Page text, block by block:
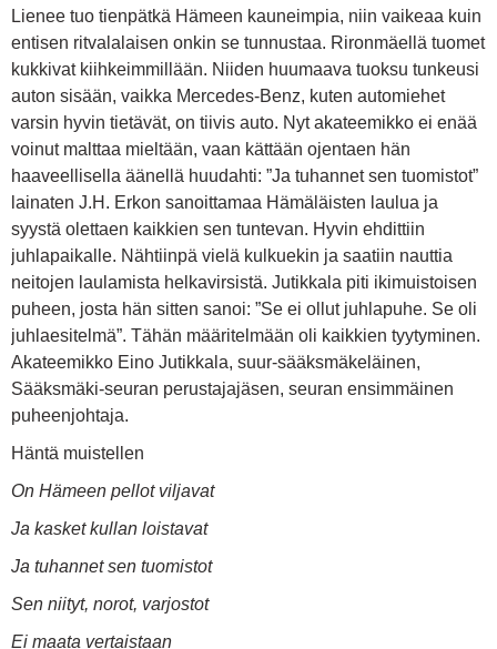
Lienee tuo tienpätkä Hämeen kauneimpia, niin vaikeaa kuin
entisen ritvalalaisen onkin se tunnustaa. Rironmäellä tuomet
kukkivat kiihkeimmillään. Niiden huumaava tuoksu tunkeusi
auton sisään, vaikka Mercedes-Benz, kuten automiehet
varsin hyvin tietävät, on tiivis auto. Nyt akateemikko ei enää
voinut malttaa mieltään, vaan kättään ojentaen hän
haaveellisella äänellä huudahti: ”Ja tuhannet sen tuomistot”
lainaten J.H. Erkon sanoittamaa Hämäläisten laulua ja
syystä olettaen kaikkien sen tuntevan. Hyvin ehdittiin
juhlapaikalle. Nähtiinpä vielä kulkuekin ja saatiin nauttia
neitojen laulamista helkavirsistä. Jutikkala piti ikimuistoisen
puheen, josta hän sitten sanoi: ”Se ei ollut juhlapuhe. Se oli
juhlaesitelmä”. Tähän määritelmään oli kaikkien tyytyminen.
Akateemikko Eino Jutikkala, suur-sääksmäkeläinen,
Sääksmäki-seuran perustajajäsen, seuran ensimmäinen
puheenjohtaja.
Häntä muistellen
On Hämeen pellot viljavat
Ja kasket kullan loistavat
Ja tuhannet sen tuomistot
Sen niityt, norot, varjostot
Ei maata vertaistaan